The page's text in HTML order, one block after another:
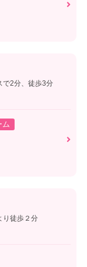
で2分、徒歩3分
ム
徒歩２分